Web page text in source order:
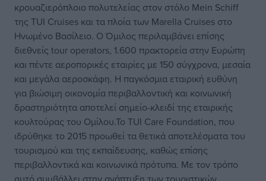
κρουαζιερόπλοιο πολυτελείας στον στόλο Mein Schiff
της TUI Cruises και τα πλοία των Marella Cruises στο
Ηνωμένο Βασίλειο. Ο Όμιλος περιλαμβάνει επίσης
διεθνείς tour operators, 1.600 πρακτορεία στην Ευρώπη
και πέντε αεροπορικές εταιρίες με 150 σύγχρονα, μεσαία
και μεγάλα αεροσκάφη. Η παγκόσμια εταιρική ευθύνη
για βιώσιμη οικονομία περιβαλλοντική και κοινωνική
δραστηριότητα αποτελεί σημείο-κλειδί της εταιρικής
κουλτούρας του Oμίλου.Το TUI Care Foundation, που
ιδρύθηκε το 2015 προωθεί τα θετικά αποτελέσματα του
τουρισμού και της εκπαίδευσης, καθώς επίσης
περιβαλλοντικά και κοινωνικά πρότυπα. Με τον τρόπο